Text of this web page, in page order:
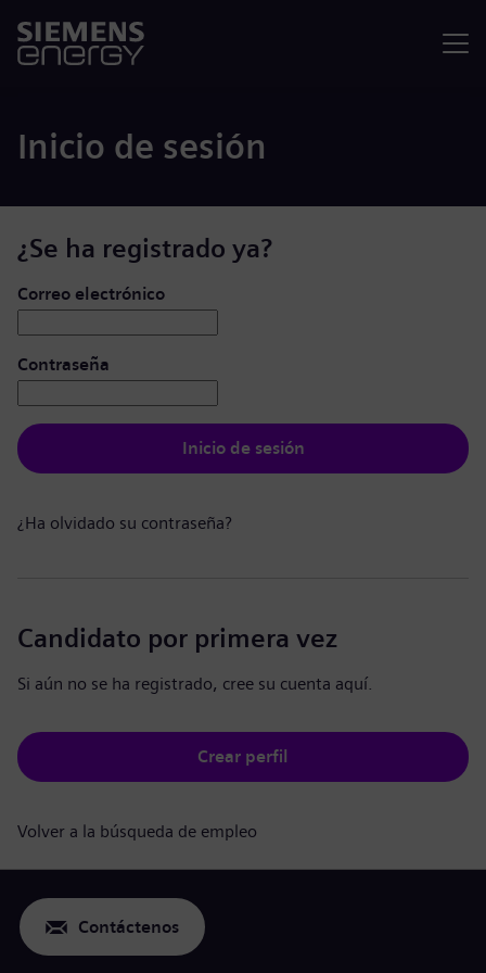
Inicio de sesión
¿Se ha registrado ya?
Iniciar de sesión: usuario y contraseña
Correo electrónico
Contraseña
Inicio de sesión
¿Ha olvidado su contraseña?
Candidato por primera vez
Si aún no se ha registrado, cree su cuenta aquí.
Crear perfil
Volver a la búsqueda de empleo
Contáctenos